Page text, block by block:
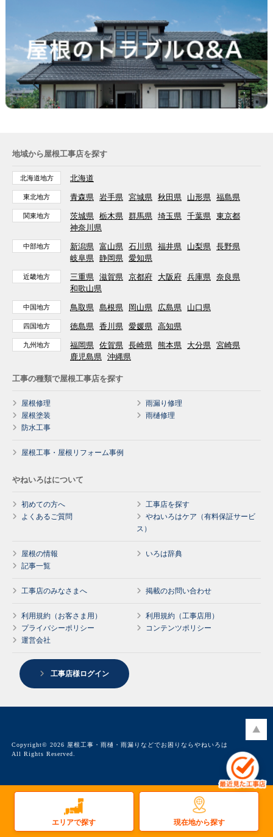
地域から屋根工事店を探す
北海道地方 北海道
東北地方 青森県 岩手県 宮城県 秋田県 山形県 福島県
関東地方 茨城県 栃木県 群馬県 埼玉県 千葉県 東京都
神奈川県
中部地方 新潟県 富山県 石川県 福井県 山梨県 長野県
岐阜県 静岡県 愛知県
近畿地方 三重県 滋賀県 京都府 大阪府 兵庫県 奈良県
和歌山県
中国地方 鳥取県 島根県 岡山県 広島県 山口県
四国地方 徳島県 香川県 愛媛県 高知県
九州地方 福岡県 佐賀県 長崎県 熊本県 大分県 宮崎県
鹿児島県 沖縄県
工事の種類で屋根工事店を探す
屋根修理
雨漏り修理
屋根塗装
雨樋修理
防水工事
屋根工事・屋根リフォーム事例
やねいろはについて
初めての方へ
工事店を探す
よくあるご質問
やねいろはケア（有料保証サービ
ス）
屋根の情報
いろは辞典
記事一覧
工事店のみなさまへ 掲載のお問い合わせ
利用規約（お客さま用）
利用規約（工事店用）
プライバシーポリシー
コンテンツポリシー
運営会社
工事店様ログイン
Copyright© 2026 屋根工事・雨樋・雨漏りなどでお困りならやねいろは
All Rights Reserved.
エリアで探す 現在地から探す